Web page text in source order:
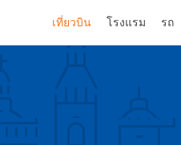
เที่ยวบิน โรงแรม รถ